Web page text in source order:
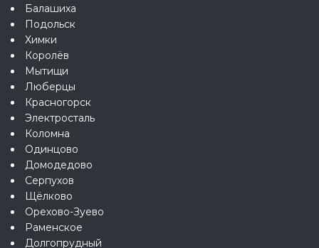
Балашиха
Подольск
Химки
Королёв
Мытищи
Люберцы
Красногорск
Электросталь
Коломна
Одинцово
Домодедово
Серпухов
Щёлково
Орехово-Зуево
Раменское
Долгопрудный